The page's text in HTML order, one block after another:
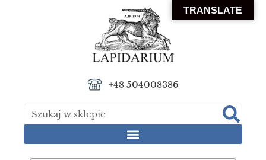
+48 504008386
TRANSLATE